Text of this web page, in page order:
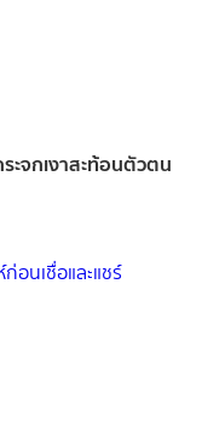
จกเงาสะท้อนตัวตน